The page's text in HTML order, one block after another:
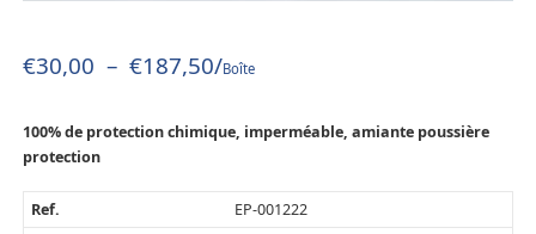
€30,00 – €187,50/Boîte
100% de protection chimique, imperméable, amiante poussière
protection
Ref.
EP-001222